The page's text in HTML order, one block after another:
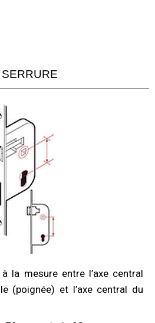
la mesure entre l’axe central
(poignée) et l’axe central du